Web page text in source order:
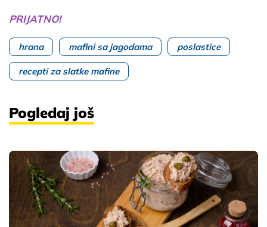
PRIJATNO!
hrana mafini sa jagodama poslastice
recepti za slatke mafine
Pogledaj još